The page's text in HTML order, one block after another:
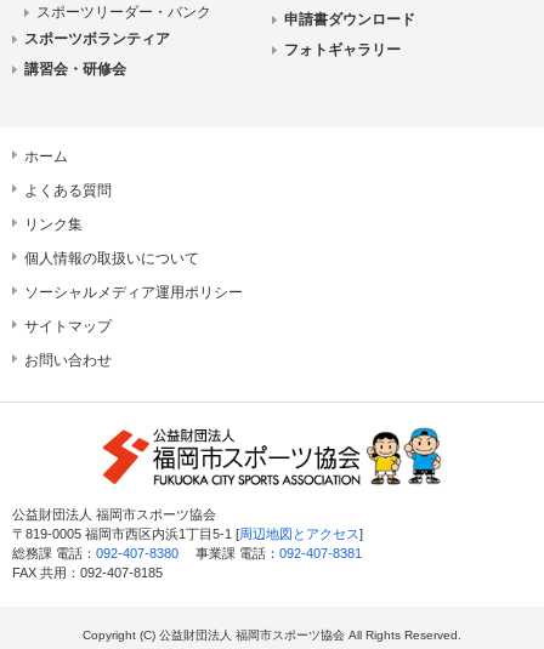
スポーツリーダー・バンク
スポーツボランティア
講習会・研修会
申請書ダウンロード
フォトギャラリー
ホーム
よくある質問
リンク集
個人情報の取扱いについて
ソーシャルメディア運用ポリシー
サイトマップ
お問い合わせ
公益財団法人 福岡市スポーツ協会
〒819-0005 福岡市西区内浜1丁目5-1 [周辺地図とアクセス]
総務課 電話： 092-407-8380 事業課 電話： 092-407-8381
FAX 共用：092-407-8185
Copyright (C) 公益財団法人 福岡市スポーツ協会 All Rights Reserved.